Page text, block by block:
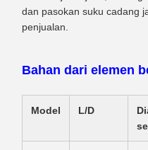
dan pasokan suku cadang
penjualan.
Bahan dari elemen
Model L/D